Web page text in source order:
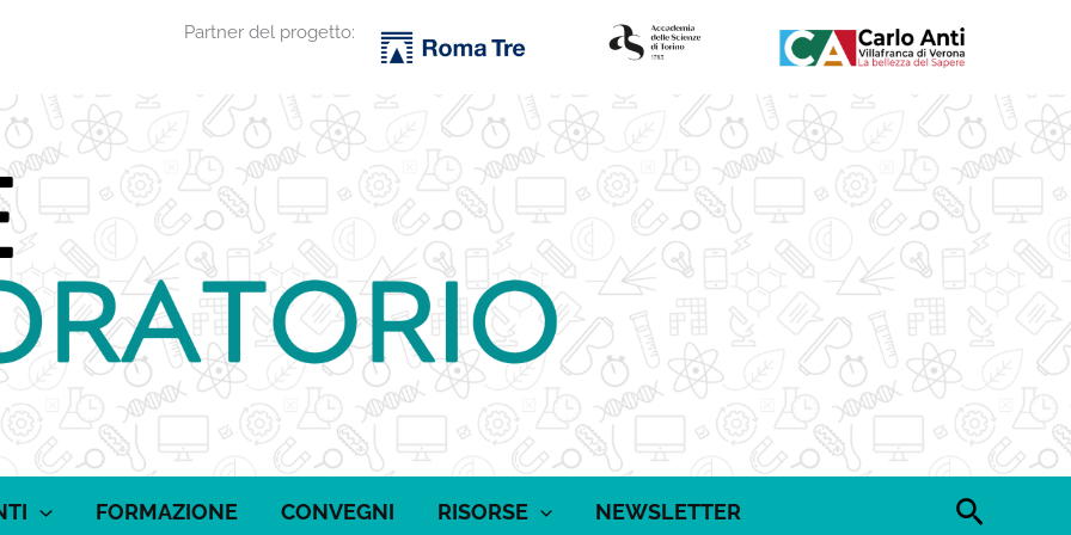
Partner del progetto:
FORMAZIONE CONVEGNI RISORSE NEWSLETTER Cerca